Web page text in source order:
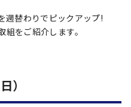
週替わりでピックアップ!
組をご紹介します｡
）